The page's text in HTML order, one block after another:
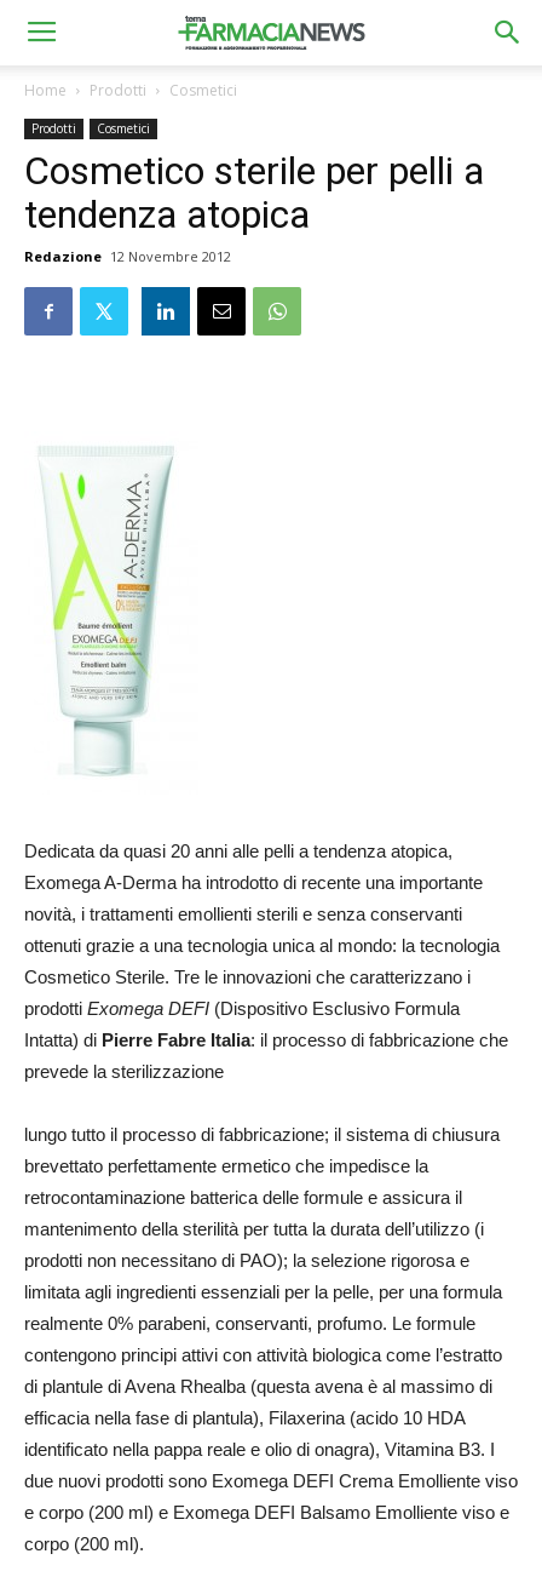
Home Prodotti Cosmetici
Prodotti Cosmetici
Cosmetico sterile per pelli a
tendenza atopica
Redazione 12 Novembre 2012
Dedicata da quasi 20 anni alle pelli a tendenza atopica,
Exomega A-Derma ha introdotto di recente una importante
novità, i trattamenti emollienti sterili e senza conservanti
ottenuti grazie a una tecnologia unica al mondo: la tecnologia
Cosmetico Sterile. Tre le innovazioni che caratterizzano i
prodotti Exomega DEFI (Dispositivo Esclusivo Formula
Intatta) di Pierre Fabre Italia: il processo di fabbricazione che
prevede la sterilizzazione
lungo tutto il processo di fabbricazione; il sistema di chiusura
brevettato perfettamente ermetico che impedisce la
retrocontaminazione batterica delle formule e assicura il
mantenimento della sterilità per tutta la durata dell’utilizzo (i
prodotti non necessitano di PAO); la selezione rigorosa e
limitata agli ingredienti essenziali per la pelle, per una formula
realmente 0% parabeni, conservanti, profumo. Le formule
contengono principi attivi con attività biologica come l’estratto
di plantule di Avena Rhealba (questa avena è al massimo di
efficacia nella fase di plantula), Filaxerina (acido 10 HDA
identificato nella pappa reale e olio di onagra), Vitamina B3. I
due nuovi prodotti sono Exomega DEFI Crema Emolliente viso
e corpo (200 ml) e Exomega DEFI Balsamo Emolliente viso e
corpo (200 ml).